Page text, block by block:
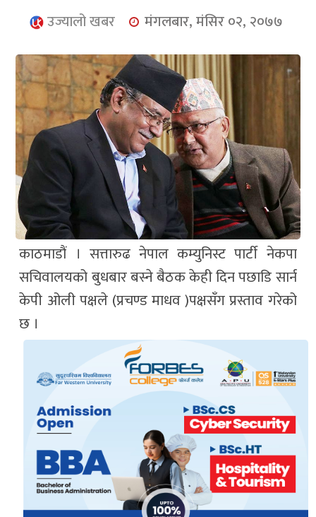
खेलकुद
प्रबास
युनिकोड
उज्यालो खबर मंगलबार, मंसिर ०२, २०७७
काठमाडौं । सत्तारुढ नेपाल कम्युनिस्ट पार्टी नेकपा
सचिवालयको बुधबार बस्ने बैठक केही दिन पछाडि सार्न
केपी ओली पक्षले (प्रचण्ड माधव )पक्षसँग प्रस्ताव गरेको
छ ।